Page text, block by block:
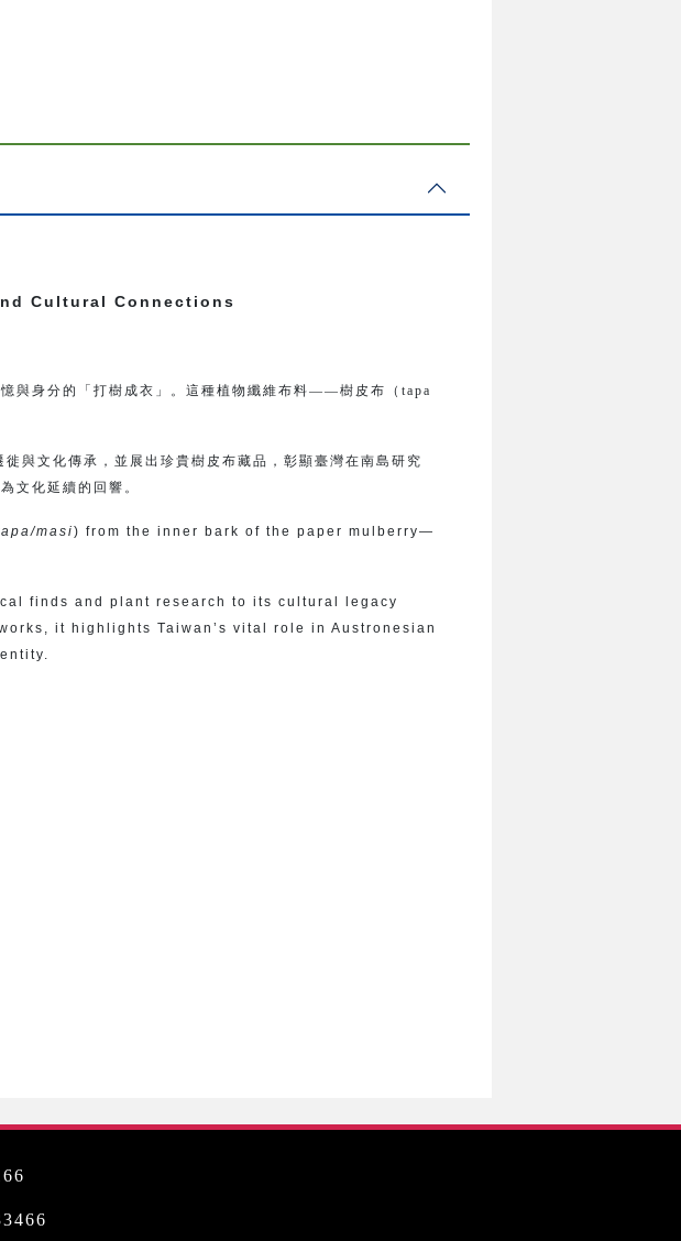
Cultural Connections
與身分的「打樹成衣」。這種植物纖維布料——樹皮布（tapa
與文化傳承，並展出珍貴樹皮布藏品，彰顯臺灣在南島研究
文化延續的回響。
masi) from the inner bark of the paper mulberry—
finds and plant research to its cultural legacy
it highlights Taiwan’s vital role in Austronesian